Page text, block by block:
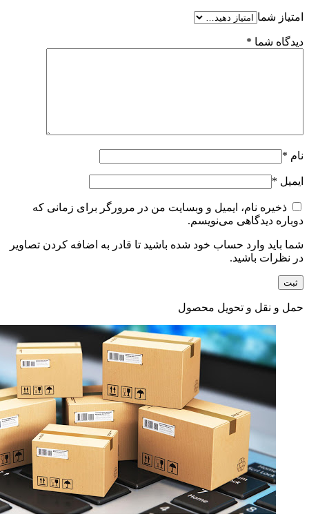
امتیاز شما
دیدگاه شما *
نام *
ایمیل *
ذخیره نام، ایمیل و وبسایت من در مرورگر برای زمانی که
دوباره دیدگاهی می‌نویسم.
شما باید وارد حساب خود شده باشید تا قادر به اضافه کردن تصاویر
در نظرات باشید.
حمل و نقل و تحویل محصول